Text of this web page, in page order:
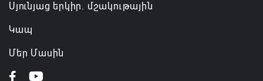
Սյունյաց երկիր. մշակութային
Կապ
Մեր Մասին